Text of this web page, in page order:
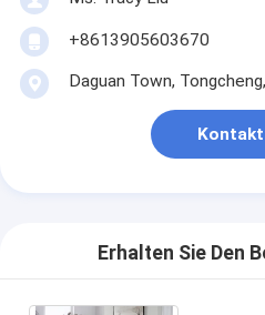
+8613905603670
Daguan Town,
Kontakt
Erhalten Sie Den